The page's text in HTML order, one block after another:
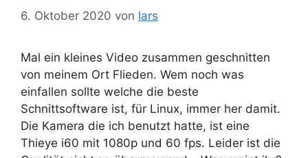
6. Oktober 2020 von lars
Mal ein kleines Video zusammen geschnitten
von meinem Ort Flieden. Wem noch was
einfallen sollte welche die beste
Schnittsoftware ist, für Linux, immer her damit.
Die Kamera die ich benutzt hatte, ist eine
Thieye i60 mit 1080p und 60 fps. Leider ist die